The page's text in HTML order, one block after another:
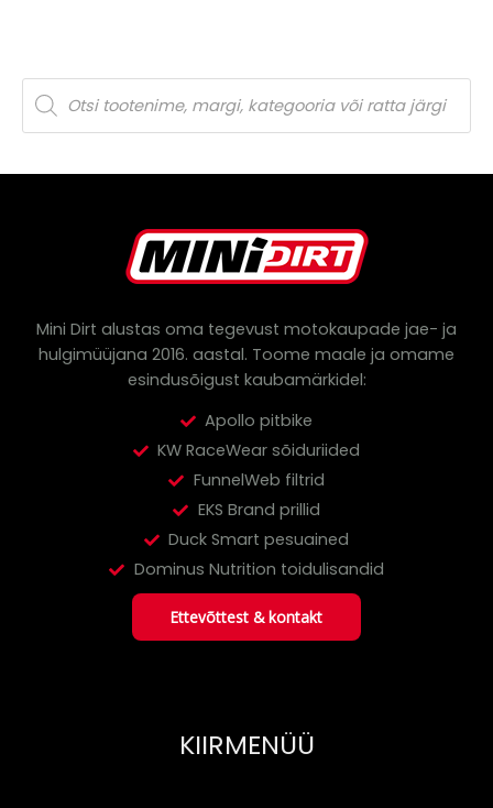
P
d
t
Mini Dirt alustas oma tegevust motokaupade jae- ja
hulgimüüjana 2016. aastal. Toome maale ja omame
esindusõigust kaubamärkidel:
Apollo pitbike
KW RaceWear sõiduriided
FunnelWeb filtrid
EKS Brand prillid
Duck Smart pesuained
Dominus Nutrition toidulisandid
Ettevõttest & kontakt
KIIRMENÜÜ